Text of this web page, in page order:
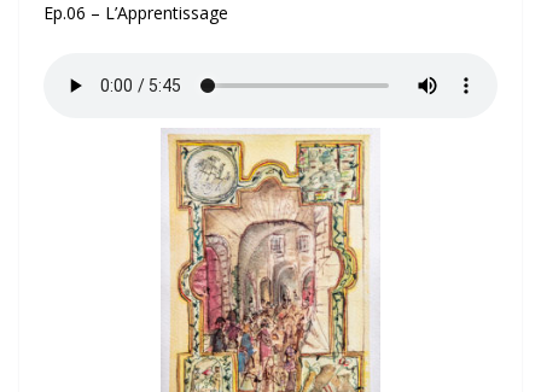
Ep.06 – L’Apprentissage